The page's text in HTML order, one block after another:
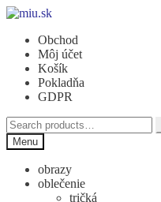
Preskočiť
navigáciu
Preskočiť
obsah
Obchod
Môj účet
Košík
Pokladňa
GDPR
Search
for:Menu
obrazy
oblečenie
tričká